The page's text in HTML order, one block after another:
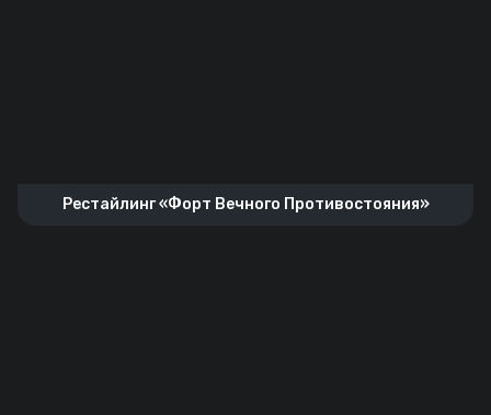
Рестайлинг «Форт Вечного Противостояния»